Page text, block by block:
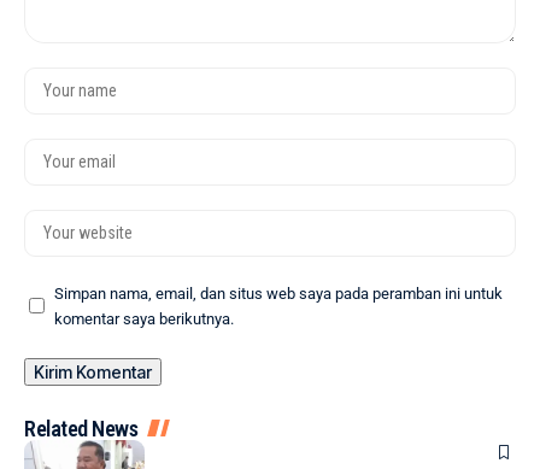
Simpan nama, email, dan situs web saya pada peramban ini untuk
komentar saya berikutnya.
Related News
POLITIK